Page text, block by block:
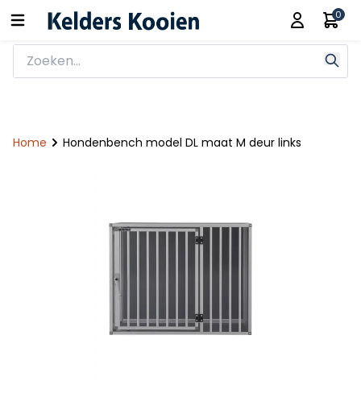
0
Home Hondenbench model DL maat M deur links